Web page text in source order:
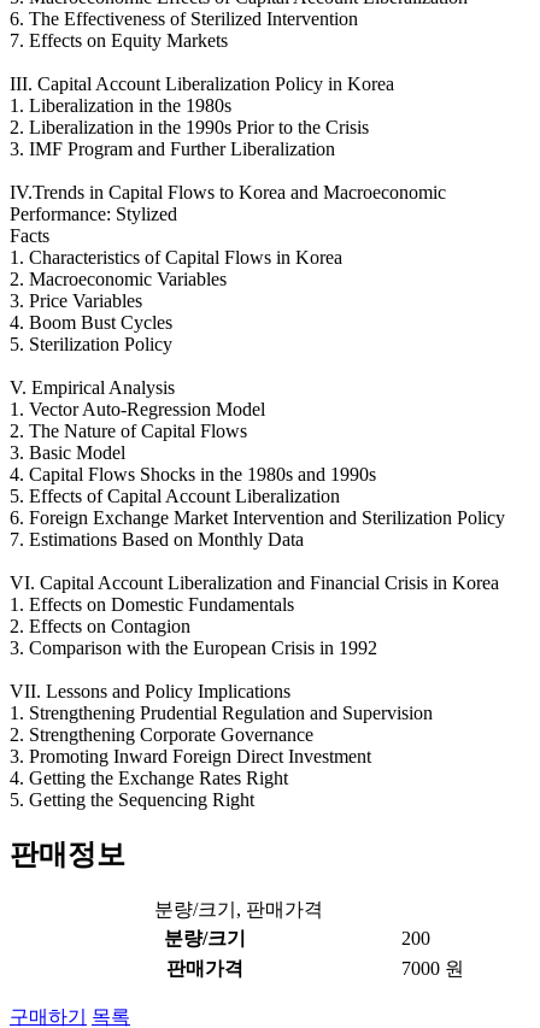
6. The Effectiveness of Sterilized Intervention
7. Effects on Equity Markets
III. Capital Account Liberalization Policy in Korea
1. Liberalization in the 1980s
2. Liberalization in the 1990s Prior to the Crisis
3. IMF Program and Further Liberalization
IV.Trends in Capital Flows to Korea and Macroeconomic
Performance: Stylized
Facts
1. Characteristics of Capital Flows in Korea
2. Macroeconomic Variables
3. Price Variables
4. Boom Bust Cycles
5. Sterilization Policy
V. Empirical Analysis
1. Vector Auto-Regression Model
2. The Nature of Capital Flows
3. Basic Model
4. Capital Flows Shocks in the 1980s and 1990s
5. Effects of Capital Account Liberalization
6. Foreign Exchange Market Intervention and Sterilization Policy
7. Estimations Based on Monthly Data
VI. Capital Account Liberalization and Financial Crisis in Korea
1. Effects on Domestic Fundamentals
2. Effects on Contagion
3. Comparison with the European Crisis in 1992
VII. Lessons and Policy Implications
1. Strengthening Prudential Regulation and Supervision
2. Strengthening Corporate Governance
3. Promoting Inward Foreign Direct Investment
4. Getting the Exchange Rates Right
5. Getting the Sequencing Right
판매정보
분량/크기, 판매가격
분량/크기
200
판매가격
7000 원
구매하기 목록